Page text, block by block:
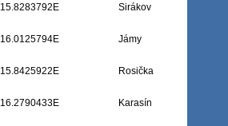
15.8283792E Sirákov
16.0125794E Jámy
15.8425922E Rosička
16.2790433E Karasín